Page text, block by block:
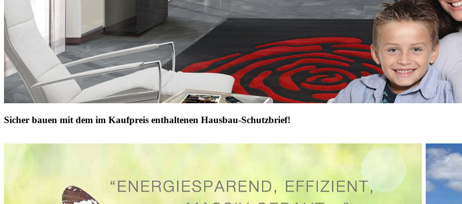
Sicher bauen mit dem im Kaufpreis enthaltenen Hausbau-Schutzbrief!